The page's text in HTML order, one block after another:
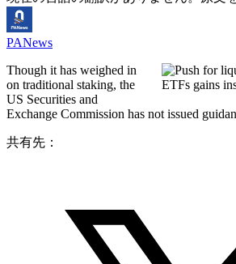
PANews
Though it has weighed in
on traditional staking, the
US Securities and
Exchange Commission has not issued
共有先：